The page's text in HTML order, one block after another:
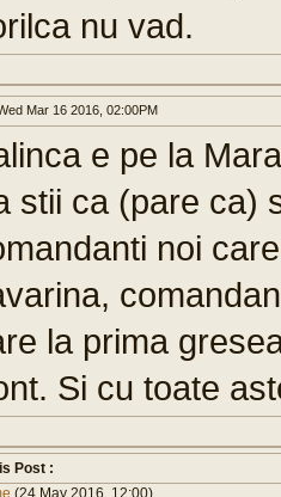
nu vad.
Mar 16 2016, 02:00PM
e pe la
stii ca (pare ca)
noi
la prima
Si cu toate
Post :
(24 May 2016, 12:00)